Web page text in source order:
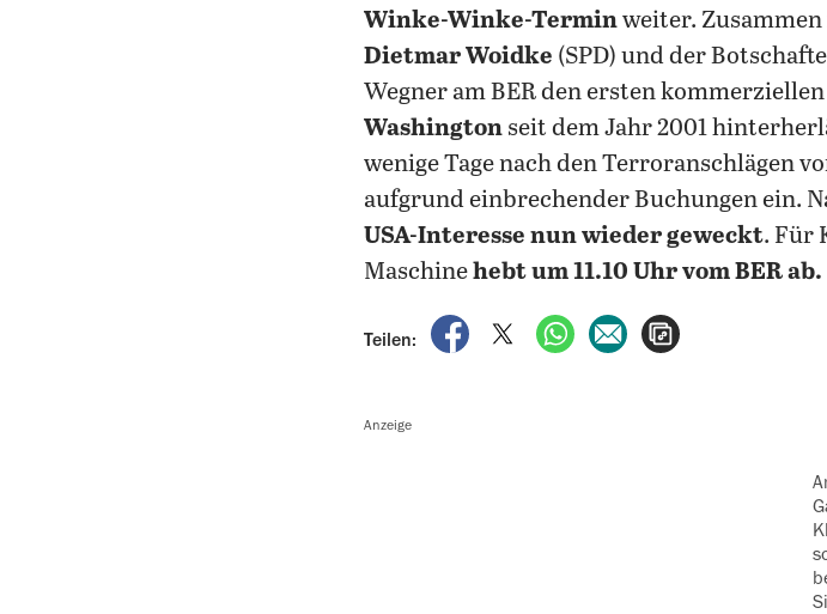
Winke-Winke-Terminweiter.
Dietmar Woidke (SPD) und der
Wegner am BER den ersten kommerziellen
Washington seit dem Jahr 2001
wenige Tage nach den Terroranschlägen
aufgrund einbrechender Buchungen ein.
USA-Interesse nun wieder geweckt. Für
Maschinehebt um 11.10 Uhr vom BER ab.
Teilen:
auf Facebook teilen
auf X teilenper WhatsApp teilen
per E-Mail teilen
Anzeige
Am 4. Juni um 20 Uhr ist der Dirigent Tomáš Hanus zu